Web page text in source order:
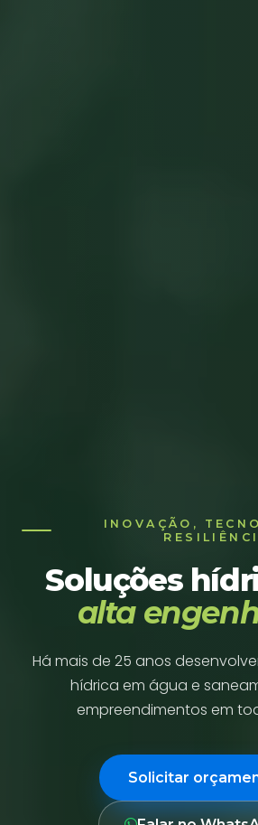
INOVAÇÃO,
Soluções
alta
Há mais de 25 anos
hídrica em água e
empreendimentos em
Solicitar